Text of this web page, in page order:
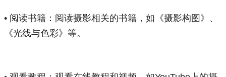
• 阅读书籍：阅读摄影相关的书籍，如《摄影构图》、
《光线与色彩》等。